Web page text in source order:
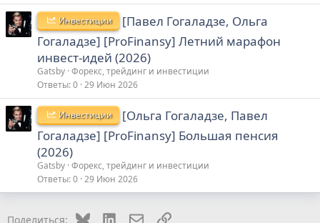
Инвестиции
[Павел Гогаладзе, Ольга
Гогаладзе] [ProFinansy] Летний марафон
инвест-идей (2026)
Gatsby Форекс, трейдинг и инвестиции
Ответы 0 29 Июн 2026
Инвестиции
[Ольга Гогаладзе, Павел
Гогаладзе] [ProFinansy] Большая пенсия
(2026)
Gatsby Форекс, трейдинг и инвестиции
Ответы 0 29 Июн 2026
Поделиться: Bluesky LinkedInЭлектронная почта
Ссылка